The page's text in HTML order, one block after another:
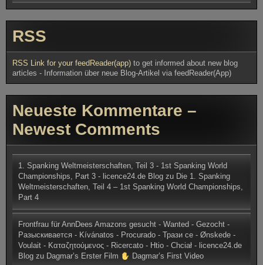
RSS
RSS Link for your feedReader(app) to get informed about new blog
articles - Information über neue Blog-Artikel via feedReader(App)
Neueste Kommentare –
Newest Comments
1. Spanking Weltmeisterschaften, Teil 3 - 1st Spanking World
Championships, Part 3 - licence24.de Blog zu Die 1. Spanking
Weltmeisterschaften, Teil 4 – 1st Spanking World Championships,
Part 4
Frontfrau für AnnDees Amazons gesucht - Wanted - Gezocht -
Разыскивается - Kívánatos - Procurado - Трази се - Ønskede -
Voulait - Καταζητούμενος - Ricercato - Htio - Chciał - licence24.de
Blog zu Dagmar’s Erster Film Dagmar’s First Video